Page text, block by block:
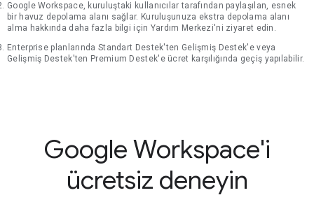
Google Workspace, kuruluştaki kullanıcılar tarafından paylaşılan, esnek
bir havuz depolama alanı sağlar. Kuruluşunuza ekstra depolama alanı
alma hakkında daha fazla bilgi için Yardım Merkezi'ni ziyaret edin.
Enterprise planlarında Standart Destek'ten Gelişmiş Destek'e veya
Gelişmiş Destek'ten Premium Destek'e ücret karşılığında geçiş yapılabilir.
Google Workspace'i
ücretsiz deneyin